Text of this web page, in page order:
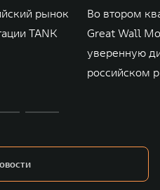
рынок
TANK
Во втором
Great Wall
уверенную
российском